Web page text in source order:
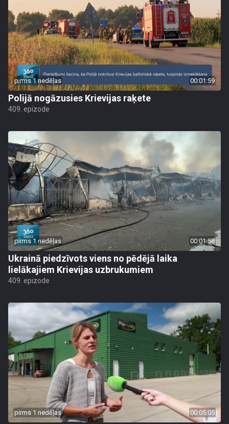
pirms 1 nedēļas 00:01:59
Polijā nogāzusies Krievijas raķete
409. epizode
pirms 1 nedēļas 00:01:58
Ukrainā piedzīvots viens no pēdējā laika
lielākajiem Krievijas uzbrukumiem
409. epizode
pirms 1 nedēļas 00:05:05